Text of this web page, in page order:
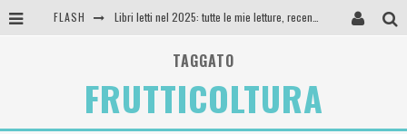
FLASH
SEE YOU AT 5 | Chanel
Anya Taylor-Joy, Jisoo e Willow Smith protagoniste della nuova campagna Dior Addict
TAGGATO
FRUTTICOLTURA